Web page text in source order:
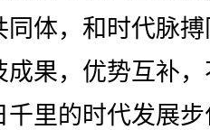
同体，和时代脉
成果，优势互补
千里的时代发展